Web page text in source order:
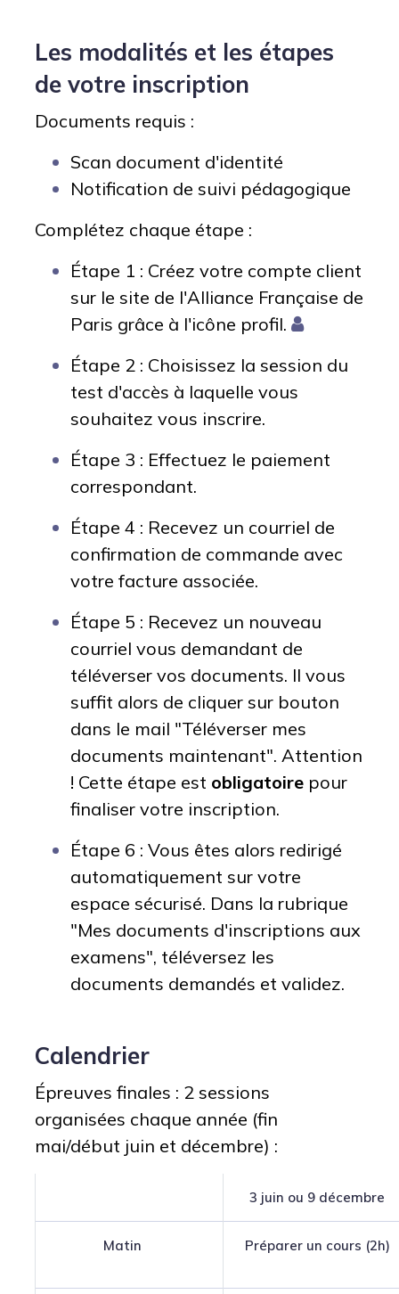
Les modalités et les étapes
de votre inscription
Documents requis :
Scan document d'identité
Notification de suivi pédagogique
Complétez chaque étape :
Étape 1 : Créez votre compte client
sur le site de l'Alliance Française de
Paris grâce à l'icône profil.
Étape 2 : Choisissez la session du
test d'accès à laquelle vous
souhaitez vous inscrire.
Étape 3 : Effectuez le paiement
correspondant.
Étape 4 : Recevez un courriel de
confirmation de commande avec
votre facture associée.
Étape 5 : Recevez un nouveau
courriel vous demandant de
téléverser vos documents. Il vous
suffit alors de cliquer sur bouton
dans le mail "Téléverser mes
documents maintenant". Attention
! Cette étape est obligatoire pour
finaliser votre inscription.
Étape 6 : Vous êtes alors redirigé
automatiquement sur votre
espace sécurisé. Dans la rubrique
"Mes documents d'inscriptions aux
examens", téléversez les
documents demandés et validez.
Calendrier
Épreuves finales : 2 sessions
organisées chaque année (fin
mai/début juin et décembre) :
3 juin ou 9 décembre
Matin Préparer un cours (2h)